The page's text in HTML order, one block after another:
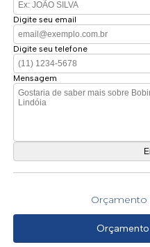
Digite seu email
Digite seu telefone
Mensagem